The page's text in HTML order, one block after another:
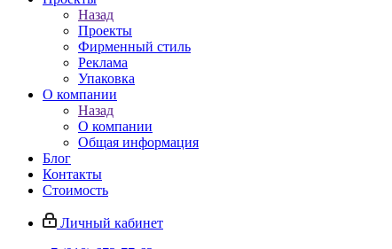
Назад
Проекты
Фирменный стиль
Реклама
Упаковка
О компании
Назад
О компании
Общая информация
Блог
Контакты
Стоимость
Личный кабинет